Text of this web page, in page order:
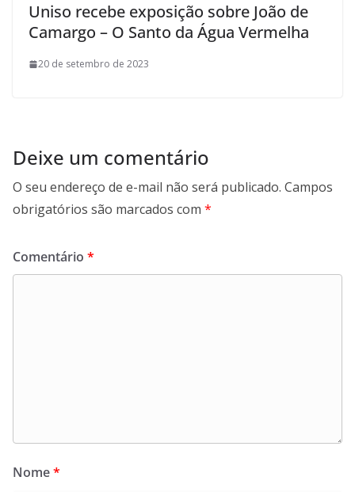
Uniso recebe exposição sobre João de
Camargo – O Santo da Água Vermelha
20 de setembro de 2023
Deixe um comentário
O seu endereço de e-mail não será publicado. Campos
obrigatórios são marcados com *
Comentário *
Nome*